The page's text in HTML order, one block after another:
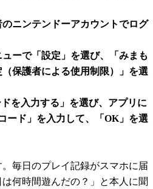
ニンテンドーアカウントでログ
ーで「設定」を選び、「みまも
保護者による使用制限）」を選
を入力する」を選び、アプリに
ード」を入力して、「OK」を選
毎日のプレイ記録がスマホに届
何時間遊んだの？」と本人に聞